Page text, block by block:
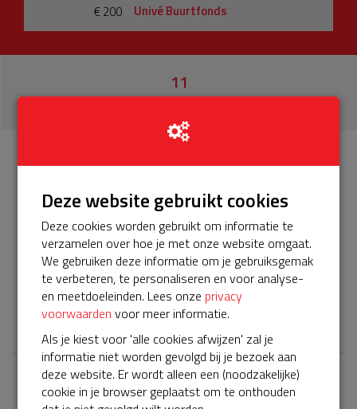
€ 200
Univé Buurtfonds
11
donaties
Het servicepakket van onze BuurtAED loopt in oktober
2024 af en Unive heeft momenteel een actie met een
bijdrage van 200 euro. Help je mee? Doneer voor ons 5
jarig servicepakket!
𝕏
Laatste donaties
Deze website gebruikt cookies
Deze cookies worden gebruikt om informatie te
verzamelen over hoe je met onze website omgaat.
We gebruiken deze informatie om je gebruiksgemak
te verbeteren, te personaliseren en voor analyse-
en meetdoeleinden. Lees onze privacy
voorwaarden voor meer informatie.
Als je kiest voor 'alle cookies afwijzen' zal je
informatie niet worden gevolgd bij je bezoek aan
deze website. Er wordt alleen een (noodzakelijke)
cookie in je browser geplaatst om te onthouden